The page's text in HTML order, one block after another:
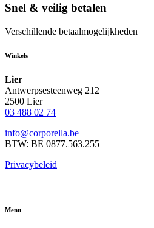
Snel & veilig betalen
Verschillende betaalmogelijkheden
Winkels
Lier
Antwerpsesteenweg 212
2500 Lier
03 488 02 74
info@corporella.be
BTW: BE 0877.563.255
Privacybeleid
Menu